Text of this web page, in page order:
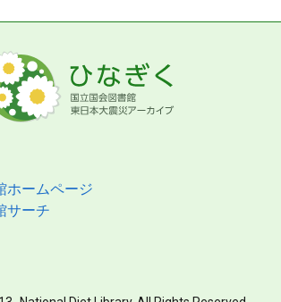
ホームページ
サーチ